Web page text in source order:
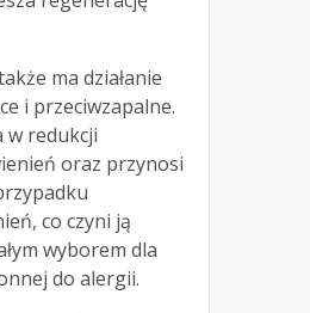
ma działanie
i przeciwzapalne.
w redukcji
oraz przynosi
co czyni ją
wyborem dla
do alergii.